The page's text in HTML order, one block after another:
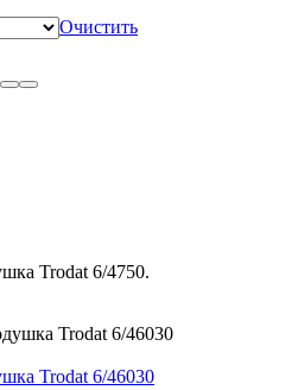
Очистить
Trodat 6/4750.
Trodat 6/46030